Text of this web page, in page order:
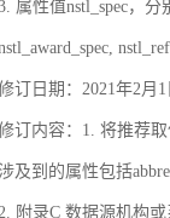
识符规则
属性值nstl_spec，分
订日期：2021年2月1
订内容：1. 将推荐
及到的属性包括
附录C 数据源机构或